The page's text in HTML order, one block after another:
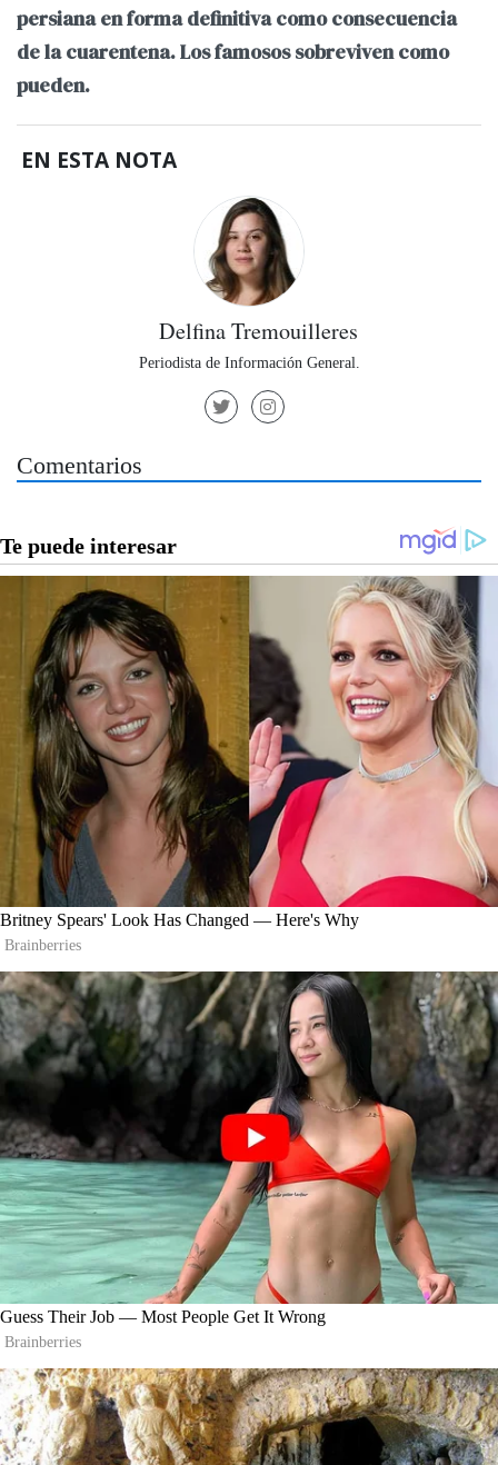
persiana en forma definitiva como consecuencia
de la cuarentena. Los famosos sobreviven como
pueden.
EN ESTA NOTA
Delfina Tremouilleres
Periodista de Información General.
Comentarios